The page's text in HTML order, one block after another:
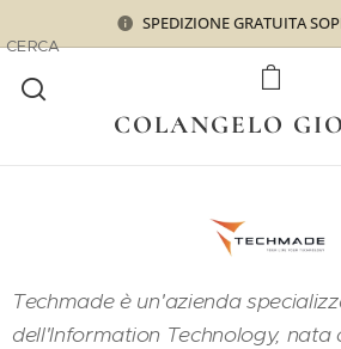
SPEDIZIONE GRATUITA
COLANGELO
CERCA
Techmade è un'azienda
dell'Information Technology, nata